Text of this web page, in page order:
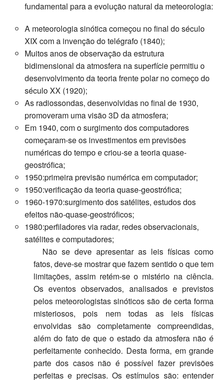
fundamental para a evolução natural da meteorologia:
A meteorologia sinótica começou no final do século
XIX com a invenção do telégrafo (1840);
Muitos anos de observação da estrutura
bidimensional da atmosfera na superfície permitiu o
desenvolvimento da teoria frente polar no começo do
século XX (1920);
As radiossondas, desenvolvidas no final de 1930,
promoveram uma visão 3D da atmosfera;
Em 1940, com o surgimento dos computadores
começaram-se os investimentos em previsões
numéricas do tempo e criou-se a teoria quase-
geostrófica;
1950:primeira previsão numérica em computador;
1950:verificação da teoria quase-geostrófica;
1960-1970:surgimento dos satélites, estudos dos
efeitos não-quase-geostróficos;
1980:perfiladores via radar, redes observacionais,
satélites e computadores;
Não se deve apresentar as leis físicas como
fatos, deve-se mostrar que fazem sentido o que tem
limitações, assim retém-se o mistério na ciência.
Os eventos observados, analisados e previstos
pelos meteorologistas sinóticos são de certa forma
misteriosos, pois nem todas as leis físicas
envolvidas são completamente compreendidas,
além do fato de que o estado da atmosfera não é
perfeitamente conhecido. Desta forma, em grande
parte dos casos não é possível fazer previsões
perfeitas e precisas. Os estímulos são: entender